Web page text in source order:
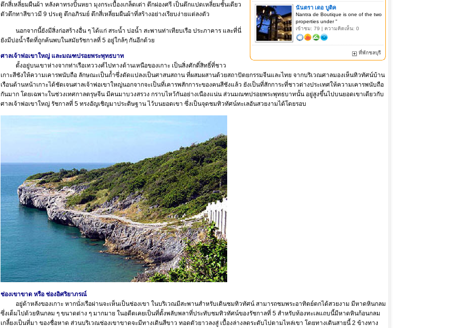
นันตรา เดอ บูติค
Nantra de Boutique is one of the two
properties under "
เข้าชม: 79 | ความคิดเห็น: 0
ที่พักชลบุรี
ตึกสี่เหลี่ยมผืนผ้า หลังคาทรงปั้นหยา มุงกระเบื้องเกล็ดเต่า ตึกผ่องศรี เป็นตึกแปดเหลี่ยมชั้นเดียว
ตัวตึกทาสีขาวมี 9 ประตู ตึกอภิรมย์ ตึกสี่เหลี่ยมผืนผ้าที่สร้างอย่างเรียบง่ายแต่ลงตัว
นอกจากนี้ยังมีสิ่งก่อสร้างอื่น ๆ ได้แก่ สระน้ำ บ่อน้ำ สะพานท่าเทียบเรือ ประภาคาร และที่นี่
ยังมีบ่อน้ำจืดที่ถูกค้นพบในสมัยรัชกาลที่ 5 อยู่ใกล้ๆ กันอีกด้วย
ศาลเจ้าพ่อเขาใหญ่ และมณฑปรอยพระพุทธบาท
ตั้งอยู่บนเขาห่างจากท่าเรือเทววงศ์ไปทางด้านเหนือของเกาะ เป็นสิ่งศักดิ์สิทธิ์ที่ชาว
เกาะสีชังให้ความเคารพนับถือ ลักษณะเป็นถ้ำซึ่งดัดแปลงเป็นศาสนสถาน ที่ผสมผสานด้วยสถาปัตยกรรมจีนและไทย จากบริเวณศาลมองเห็นทิวทัศน์บ้าน
เรือนด้านหน้าเกาะได้ชัดเจนศาลเจ้าพ่อเขาใหญ่นอกจากจะเป็นที่เคารพสักการะของคนสีชังแล้ว ยังเป็นที่สักการะที่ชาวต่างประเทศให้ความเคารพนับถือ
กันมาก โดยเฉพาะในช่วงเทศกาลตรุษจีน มีคนมาบวงสรวง กราบไหว้กันอย่างเนืองแน่น ส่วนมณฑปรอยพระพุทธบาทนั้น อยู่สูงขึ้นไปบนยอดเขาเดียวกับ
ศาลเจ้าพ่อเขาใหญ่ รัชกาลที่ 5 ทรงอัญเชิญมาประดิษฐาน ไว้บนยอดเขา ซึ่งเป็นจุดชมทิวทัศน์ทะเลอันสวยงามได้โดยรอบ
ช่องเขาขาด หรือ ช่องอิศริยาภรณ์
อยู่ด้าหลังของเกาะ หากนั่งเรือผ่านจะเห็นเป็นช่องเขา ในบริเวณมีสะพานสำหรับเดินชมทิวทัศน์ สามารถชมพระอาทิตย์ตกได้สวยงาม มีหาดหินกลม
ซึ่งเต็มไปด้วยหินกลม ๆ ขนาดต่าง ๆ มากมาย ในอดีตเคยเป็นที่ตั้งพลับพลาที่ประทับชมทิวทัศน์ของรัชกาลที่ 5 สำหรับท้องทะเลแถบนี้มีหาดหินก้อนกลม
เกลี้ยงเป็นที่มา ของชื่อหาด ส่วนบริเวณช่องเขาขาดจะมีทางเดินสีขาว ทอดตัวยาวลงสู่ เบื้องล่างลดระดับไปตามไหล่เขา โดยทางเดินสายนี้ 2 ข้างทาง